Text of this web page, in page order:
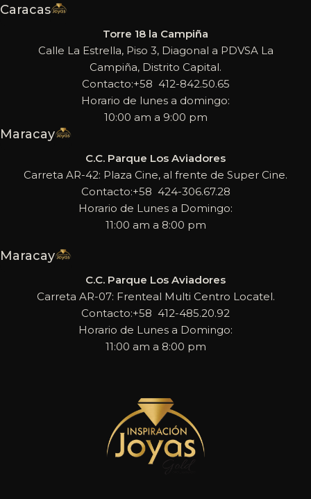
Caracas
Torre 18 la Campiña
Calle La Estrella, Piso 3, Diagonal a PDVSA La
Campiña, Distrito Capital.
Contacto:+58 412-842.50.65
Horario de lunes a domingo:
10:00 am a 9:00 pm
Maracay
C.C. Parque Los Aviadores
Carreta AR-42: Plaza Cine, al frente de Super Cine.
Contacto:+58 424-306.67.28
Horario de Lunes a Domingo:
11:00 am a 8:00 pm
Maracay
C.C. Parque Los Aviadores
Carreta AR-07: Frenteal Multi Centro Locatel.
Contacto:+58 412-485.20.92
Horario de Lunes a Domingo:
11:00 am a 8:00 pm